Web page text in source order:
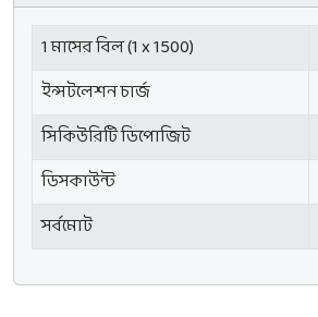
1 মাসের বিল (1 x 1500)
ইন্সটলেশন চার্জ
সিকিউরিটি ডিপোজিট
ডিসকাউন্ট
সর্বমোট